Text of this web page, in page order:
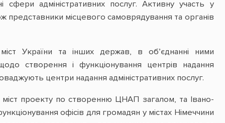
сфери адміністративних послуг. Активну участь у
представники місцевого самоврядування та органів
України та інших держав, в об’єднанні ними
створення і функціонування центрів надання
центри надання адміністративних послуг.
міст проекту по створенню ЦНАП загалом, та Івано-
офісів для громадян у містах Німеччини